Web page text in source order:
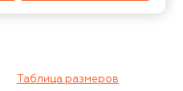
Таблица размеров